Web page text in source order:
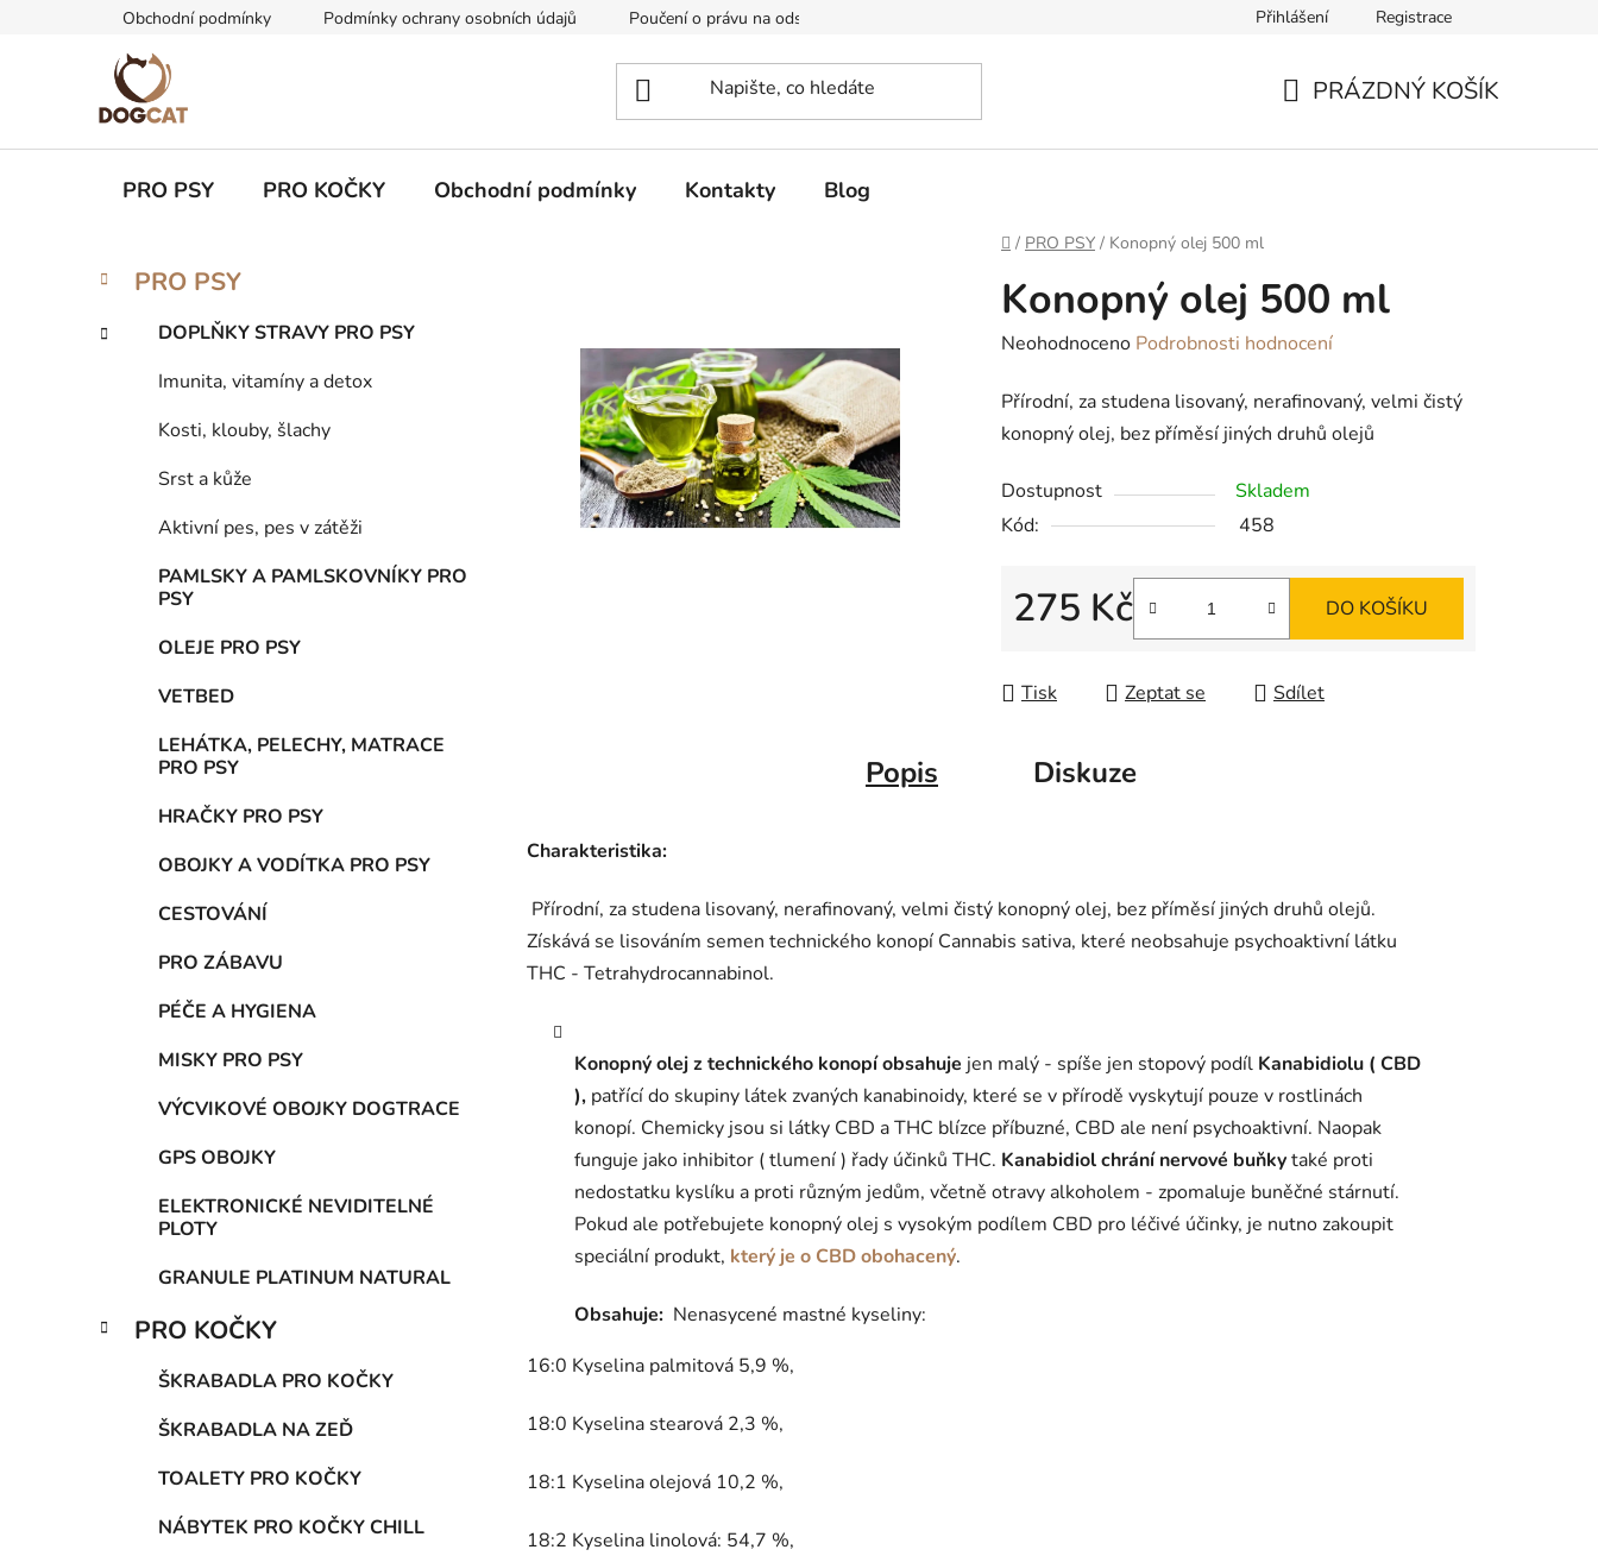
Obchodní podmínky Podmínky ochrany osobních údajů Poučení o právu na odstoupení od smlouvy Formulář pro odstoupení od smlouvyPřihlášení Registrace
PRÁZDNÝ KOŠÍK
PRO PSY PRO KOČKY Obchodní podmínky Kontakty Blog
Domů
/ PRO PSY / Konopný olej 500 ml
P
s
Přeskočit
kategorie
K
a
e
PRO PSY
DOPLŇKY STRAVY PRO PSY
Imunita, vitamíny a detox
Kosti, klouby, šlachy
Srst a kůže
Aktivní pes, pes v zátěži
PAMLSKY A PAMLSKOVNÍKY PRO
PSY
OLEJE PRO PSY
VETBED
LEHÁTKA, PELECHY, MATRACE
PRO PSY
HRAČKY PRO PSY
OBOJKY A VODÍTKA PRO PSY
CESTOVÁNÍ
PRO ZÁBAVU
PÉČE A HYGIENA
MISKY PRO PSY
VÝCVIKOVÉ OBOJKY DOGTRACE
GPS OBOJKY
ELEKTRONICKÉ NEVIDITELNÉ
PLOTY
GRANULE PLATINUM NATURAL
PRO KOČKY
ŠKRABADLA PRO KOČKY
ŠKRABADLA NA ZEĎ
TOALETY PRO KOČKY
NÁBYTEK PRO KOČKY CHILL
Konopný olej 500 ml
Průměrné
produktu
je
z
5
Neohodnoceno Podrobnosti hodnocení
Přírodní, za studena lisovaný, nerafinovaný, velmi čistý
konopný olej, bez příměsí jiných druhů olejů
Dostupnost
Skladem
Kód:
458
275 Kč DO KOŠÍKU
Tisk Zeptat se Sdílet
Popis Diskuze
Charakteristika:
Přírodní, za studena lisovaný, nerafinovaný, velmi čistý konopný olej, bez příměsí jiných druhů olejů.
Získává se lisováním semen technického konopí Cannabis sativa, které neobsahuje psychoaktivní látku
THC - Tetrahydrocannabinol.
Konopný olej z technického konopí obsahuje jen malý - spíše jen stopový podíl Kanabidiolu ( CBD
), patřící do skupiny látek zvaných kanabinoidy, které se v přírodě vyskytují pouze v rostlinách
konopí. Chemicky jsou si látky CBD a THC blízce příbuzné, CBD ale není psychoaktivní. Naopak
funguje jako inhibitor ( tlumení ) řady účinků THC. Kanabidiol chrání nervové buňkytaké proti
nedostatku kyslíku a proti různým jedům, včetně otravy alkoholem - zpomaluje buněčné stárnutí.
Pokud ale potřebujete konopný olej s vysokým podílem CBD pro léčivé účinky, je nutno zakoupit
speciální produkt, který je o CBD obohacený.
Obsahuje: Nenasycené mastné kyseliny:
16:0 Kyselina palmitová 5,9 %,
18:0 Kyselina stearová 2,3 %,
18:1 Kyselina olejová 10,2 %,
18:2 Kyselina linolová: 54,7 %,